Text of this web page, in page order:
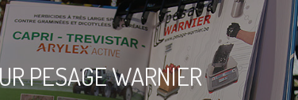
PESAGE WARNIER